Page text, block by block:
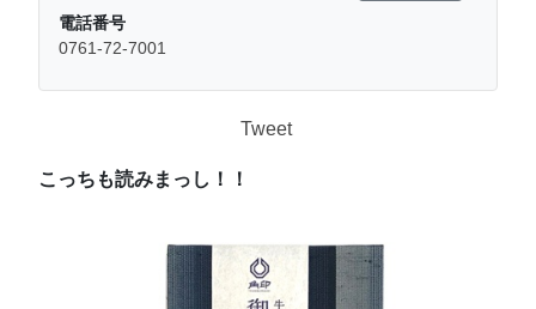
電話番号
0761-72-7001
Tweet
こっちも読みまっし！！